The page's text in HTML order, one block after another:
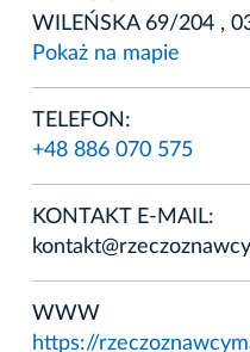
WILEŃSKA 69/204 ,
Pokaż na mapie
TELEFON:
+48 886 070 575
KONTAKT E-MAIL:
WWW
https://